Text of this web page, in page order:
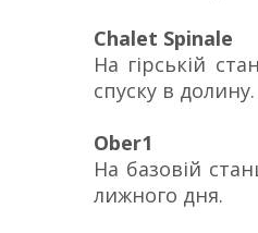
Chalet Spinale
На гірській
спуску в
Ober1
На базовій
лижного дня.